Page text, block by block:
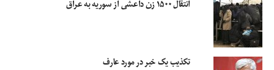
اقدام پیشگیرانه‌ای انجام نداده است. جمهوری اسلامی ایران که تنها کشوری است که
در مقابل آمریکا عزت خود را حفظ کرده لازم است واکنش تند نشان دهد.
انتقال ۱۵۰۰ زن داعشی از سوریه به عراق
تکذیب یک خبر در مورد عارف